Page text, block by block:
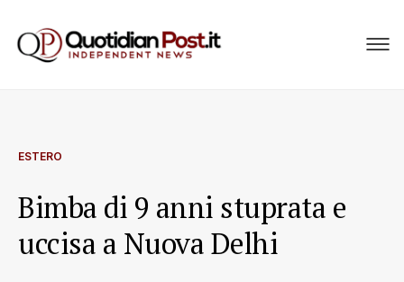
ESTERO
Bimba di 9 anni stuprata e
uccisa a Nuova Delhi